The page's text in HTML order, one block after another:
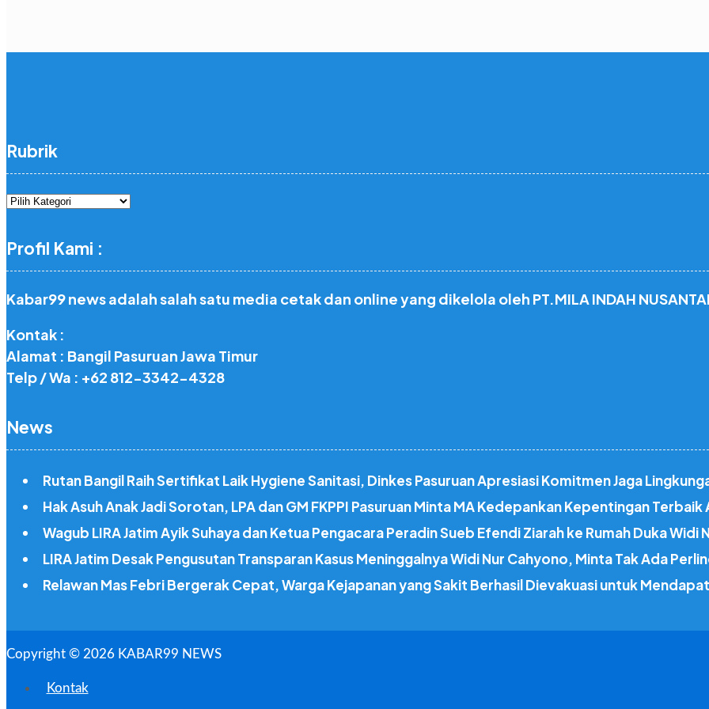
Rubrik
Rubrik
Profil Kami :
Kabar99 news adalah salah satu media cetak dan online yang dikelola oleh PT.MILA INDAH
Kontak :
Alamat : Bangil Pasuruan Jawa Timur
Telp / Wa : +62 812-3342-4328
News
Rutan Bangil Raih Sertifikat Laik Hygiene Sanitasi, Dinkes Pasuruan Apresiasi Komitmen Jaga
Hak Asuh Anak Jadi Sorotan, LPA dan GM FKPPI Pasuruan Minta MA Kedepankan Kepentingan Terbaik
Wagub LIRA Jatim Ayik Suhaya dan Ketua Pengacara Peradin Sueb Efendi Ziarah ke Rumah Duka
LIRA Jatim Desak Pengusutan Transparan Kasus Meninggalnya Widi Nur Cahyono, Minta Tak Ada
Relawan Mas Febri Bergerak Cepat, Warga Kejapanan yang Sakit Berhasil Dievakuasi untuk
Copyright © 2026 KABAR99 NEWS
Kontak